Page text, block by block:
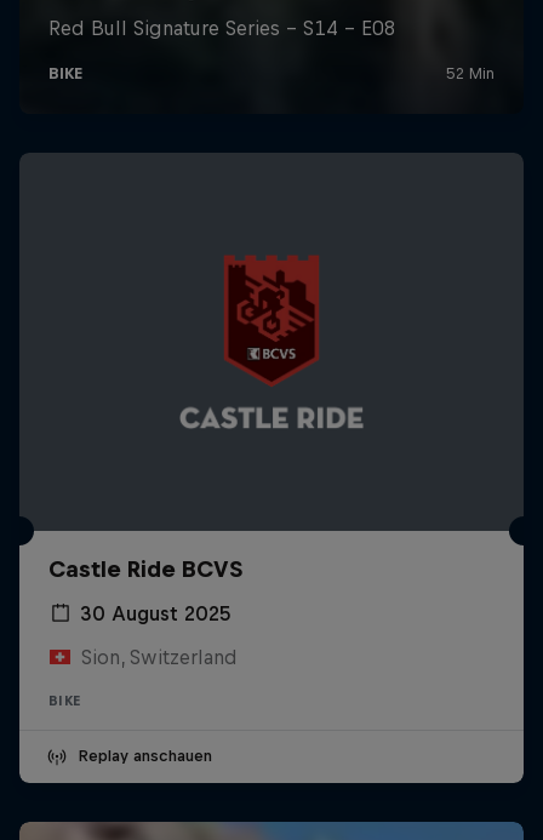
Castle Ride BCVS
30 August 2025
Sion, Switzerland
BIKE
Replay anschauen